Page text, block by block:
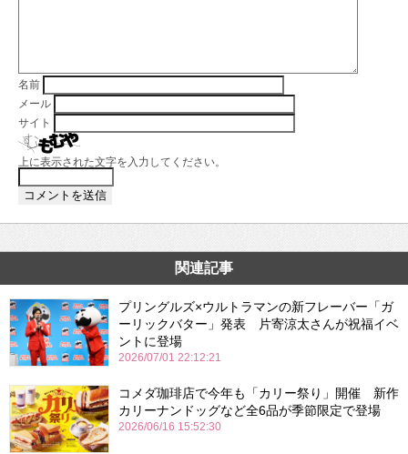
名前
メール
サイト
上に表示された文字を入力してください。
関連記事
プリングルズ×ウルトラマンの新フレーバー「ガ
ーリックバター」発表 片寄涼太さんが祝福イベ
ントに登場
2026/07/01 22:12:21
コメダ珈琲店で今年も「カリー祭り」開催 新作
カリーナンドッグなど全6品が季節限定で登場
2026/06/16 15:52:30